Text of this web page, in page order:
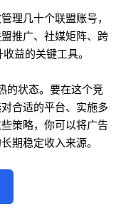
理几十个联盟账号，
推广、社媒矩阵、跨
益的关键工具。
的状态。要在这个竞
合适的平台、实施多
策略，你可以将广告
期稳定收入来源。